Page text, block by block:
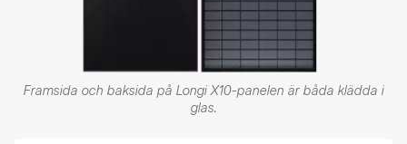
Framsida och baksida på Longi X10-panelen är båda klädda i
glas.